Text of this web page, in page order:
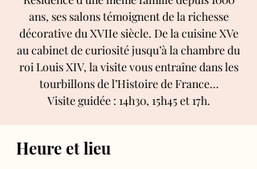
ans, ses salons témoignent de la richesse
décorative du XVIIe siècle. De la cuisine XVe
au cabinet de curiosité jusqu’à la chambre du
roi Louis XIV, la visite vous entraîne dans les
tourbillons de l’Histoire de France…
Visite guidée : 14h30, 15h45 et 17h.
Heure et lieu